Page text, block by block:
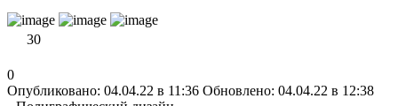
30
0
Опубликовано: 04.04.22 в 11:36 Обновлено: 04.04.22 в 12:38